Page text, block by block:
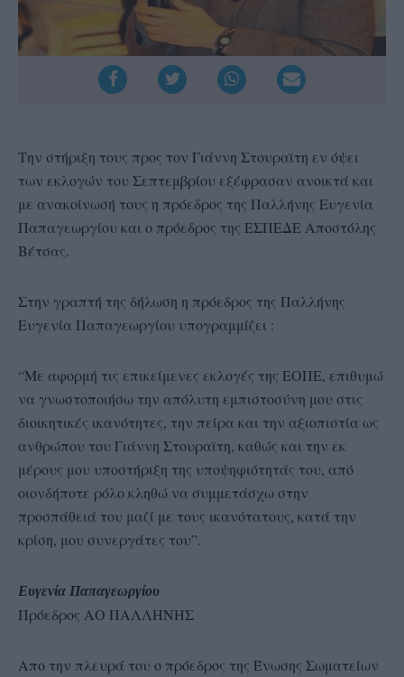
Την στήριξη τους προς τον Γιάννη Στουραϊτη εν όψει
των εκλογών του Σεπτεμβρίου εξέφρασαν ανοικτά και
με ανακοίνωσή τους η πρόεδρος της Παλλήνης Ευγενία
Παπαγεωργίου και ο πρόεδρος της ΕΣΠΕΔΕ Αποστόλης
Βέτσας.
Στην γραπτή της δήλωση η πρόεδρος της Παλλήνης
Ευγενία Παπαγεωργίου υπογραμμίζει :
“Με αφορμή τις επικείμενες εκλογές της ΕΟΠΕ, επιθυμώ
να γνωστοποιήσω την απόλυτη εμπιστοσύνη μου στις
διοικητικές ικανότητες, την πείρα και την αξιοπιστία ως
ανθρώπου του Γιάννη Στουραϊτη, καθώς και την εκ
μέρους μου υποστήριξη της υποψηφιότητάς του, από
οιονδήποτε ρόλο κληθώ να συμμετάσχω στην
προσπάθειά του μαζί με τους ικανότατους, κατά την
κρίση, μου συνεργάτες του”.
Ευγενία Παπαγεωργίου
Πρόεδρος ΑΟ ΠΑΛΛΗΝΗΣ
Απο την πλευρά του ο πρόεδρος της Ένωσης Σωματείων